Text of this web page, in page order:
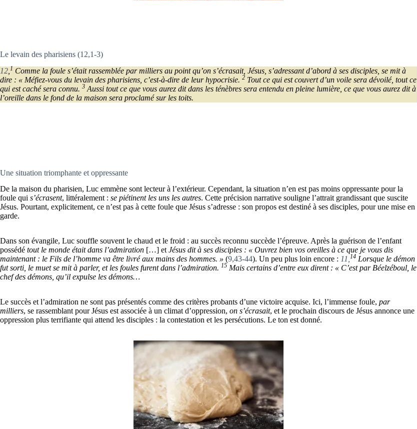
Le levain des pharisiens (12,1-3)
12 1 Comme la foule s’était rassemblée par milliers au point qu’on s’écrasait, Jésus, s’adressant d’abord à ses disciples, se mit à
dire : « Méfiez-vous du levain des pharisiens, c’est-à-dire de leur hypocrisie. 2 Tout ce qui est couvert d’un voile sera dévoilé, tout ce
qui est caché sera connu. 3 Aussi tout ce que vous aurez dit dans les ténèbres sera entendu en pleine lumière, ce que vous aurez dit à
l’oreille dans le fond de la maison sera proclamé sur les toits.
Une situation triomphante et oppressante
De la maison du pharisien, Luc emmène sont lecteur à l’extérieur. Cependant, la situation n’en est pas moins oppressante pour la
foule qui s’écrasent, littéralement : se piétinent les uns les autres. Cette précision narrative souligne l’attrait grandissant que suscite
Jésus. Pourtant, explicitement, ce n’est pas à cette foule que Jésus s’adresse : son propos est destiné à ses disciples, pour une mise en
garde.
Dans son évangile, Luc souffle souvent le chaud et le froid : au succès reconnu succède l’épreuve. Après la guérison de l’enfant
possédé tout le monde était dans l’admiration […] et Jésus dit à ses disciples : « Ouvrez bien vos oreilles à ce que je vous dis
maintenant : le Fils de l’homme va être livré aux mains des hommes. » (9,43-44). Un peu plus loin encore : 11, 14 Lorsque le démon
fut sorti, le muet se mit à parler, et les foules furent dans l’admiration. 15 Mais certains d’entre eux dirent : « C’est par Béelzéboul, le
chef des démons, qu’il expulse les démons…
Le succès et l’admiration ne sont pas présentés comme des critères probants d’une victoire acquise. Ici, l’immense foule, par
milliers, se rassemblant pour Jésus est associée à un climat d’oppression, on s’écrasait, et le prochain discours de Jésus annonce une
oppression plus terrifiante qui attend les disciples : la contestation et les persécutions. Le ton est donné.